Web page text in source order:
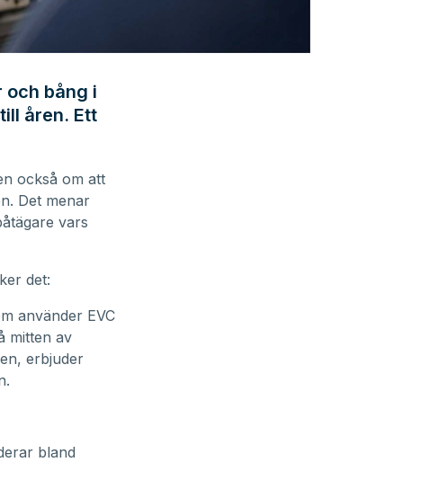
och bång i
åren. Ett
också om att
Det menar
vars
det:
använder EVC
mitten av
erbjuder
bland